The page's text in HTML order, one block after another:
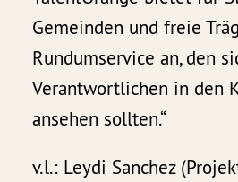
Gemeinden und freie
Rundumservice an, den
Verantwortlichen in den
ansehen sollten.“
v.l.: Leydi Sanchez